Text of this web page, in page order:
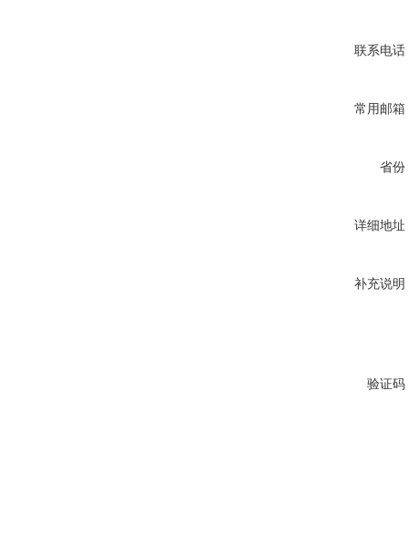
联系电话
常用邮箱
省份
详细地址
补充说明
验证码